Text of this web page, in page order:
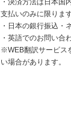
・決済方法は日本国
支払いのみに限ります
・日本の銀行振込・
・英語でのお問い合
※WEB翻訳サービス
い場合があります。